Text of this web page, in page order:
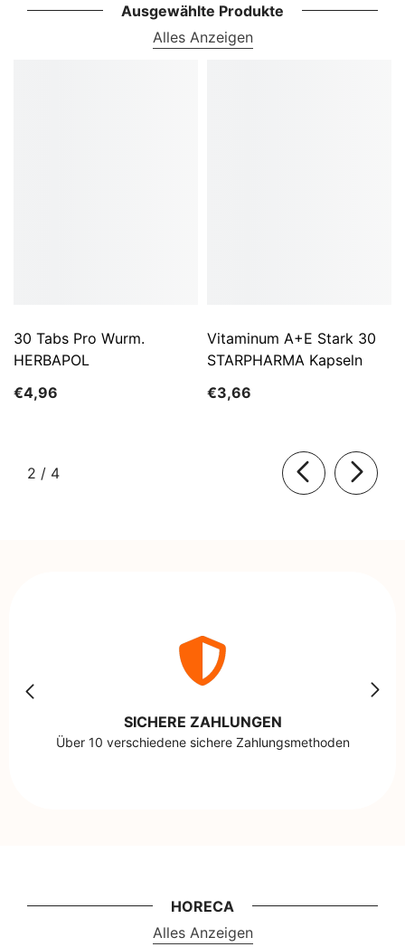
Ausgewählte Produkte
Alles Anzeigen
30 Tabs Pro Wurm.
HERBAPOL
€4,96
Vitaminum A+E Stark 30
STARPHARMA Kapseln
€3,66
2 / von
4
SICHERE ZAHLUNGEN
Über 10 verschiedene sichere Zahlungsmethoden
HORECA
Alles Anzeigen